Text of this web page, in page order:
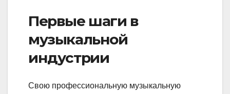
Первые шаги в
музыкальной
индустрии
Свою профессиональную музыкальную